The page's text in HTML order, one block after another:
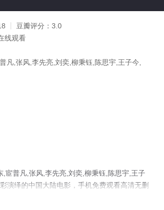
豆瓣评分： 3.0
线观看
凡,张风,李先亮,刘奕,柳秉钰,陈思宇,王子今,
宦普凡,张风,李先亮,刘奕,柳秉钰,陈思宇,王子
演绎的中国大陆电影，手机免费观看高清无删
了解。